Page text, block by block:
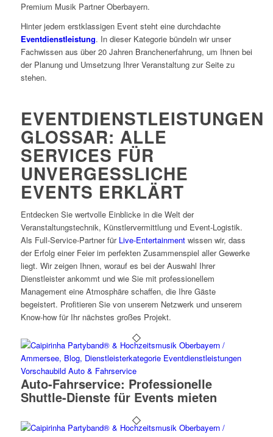
Premium Musik Partner Oberbayern.
Hinter jedem erstklassigen Event steht eine durchdachte
Eventdienstleistung. In dieser Kategorie bündeln wir unser
Fachwissen aus über 20 Jahren Branchenerfahrung, um Ihnen bei
der Planung und Umsetzung Ihrer Veranstaltung zur Seite zu
stehen.
EVENTDIENSTLEISTUNGEN
GLOSSAR: ALLE
SERVICES FÜR
UNVERGESSLICHE
EVENTS ERKLÄRT
Entdecken Sie wertvolle Einblicke in die Welt der
Veranstaltungstechnik, Künstlervermittlung und Event-Logistik.
Als Full-Service-Partner für Live-Entertainmentwissen wir, dass
der Erfolg einer Feier im perfekten Zusammenspiel aller Gewerke
liegt. Wir zeigen Ihnen, worauf es bei der Auswahl Ihrer
Dienstleister ankommt und wie Sie mit professionellem
Management eine Atmosphäre schaffen, die Ihre Gäste
begeistert. Profitieren Sie von unserem Netzwerk und unserem
Know-how für Ihr nächstes großes Projekt.
Auto-Fahrservice: Professionelle
Shuttle-Dienste für Events mieten